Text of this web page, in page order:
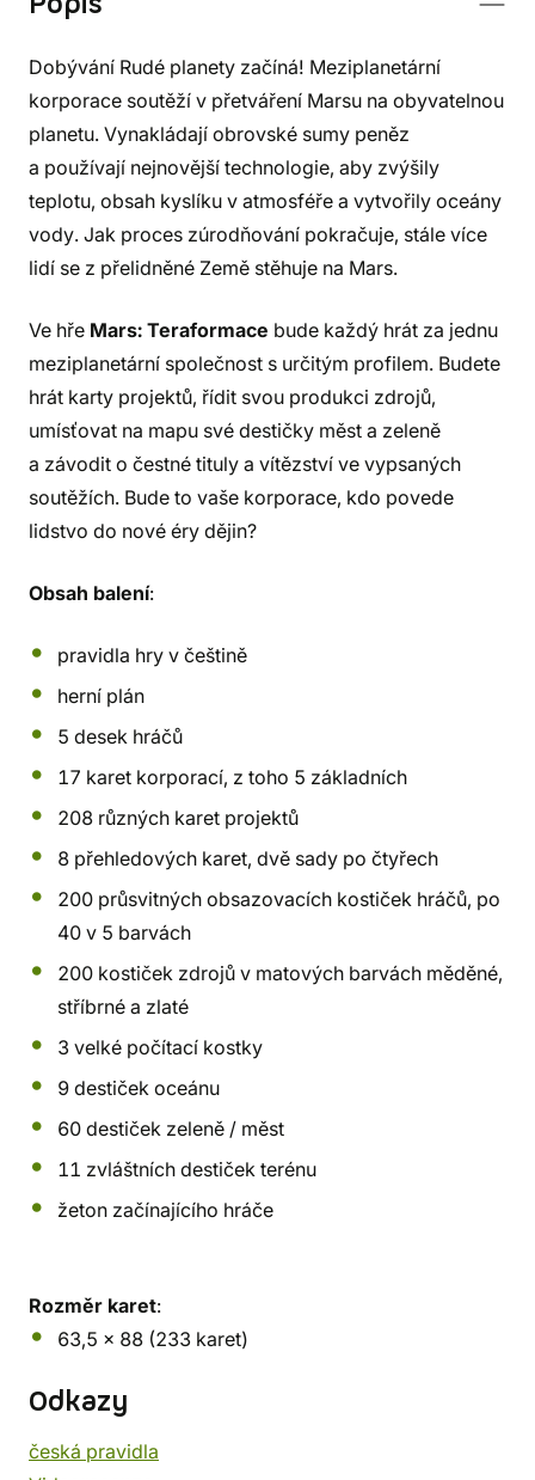
Dobývání Rudé planety začíná! Meziplanetární
korporace soutěží v přetváření Marsu na obyvatelnou
planetu. Vynakládají obrovské sumy peněz
a používají nejnovější technologie, aby zvýšily
teplotu, obsah kyslíku v atmosféře a vytvořily oceány
vody. Jak proces zúrodňování pokračuje, stále více
lidí se z přelidněné Země stěhuje na Mars.
Ve hře Mars: Teraformace bude každý hrát za jednu
meziplanetární společnost s určitým profilem. Budete
hrát karty projektů, řídit svou produkci zdrojů,
umísťovat na mapu své destičky měst a zeleně
a závodit o čestné tituly a vítězství ve vypsaných
soutěžích. Bude to vaše korporace, kdo povede
lidstvo do nové éry dějin?
Obsah balení:
pravidla hry v češtině
herní plán
5 desek hráčů
17 karet korporací, z toho 5 základních
208 různých karet projektů
8 přehledových karet, dvě sady po čtyřech
200 průsvitných obsazovacích kostiček hráčů, po
40 v 5 barvách
200 kostiček zdrojů v matových barvách měděné,
stříbrné a zlaté
3 velké počítací kostky
9 destiček oceánu
60 destiček zeleně / měst
11 zvláštních destiček terénu
žeton začínajícího hráče
Rozměr karet:
63,5 x 88 (233 karet)
Odkazy
česká pravidla